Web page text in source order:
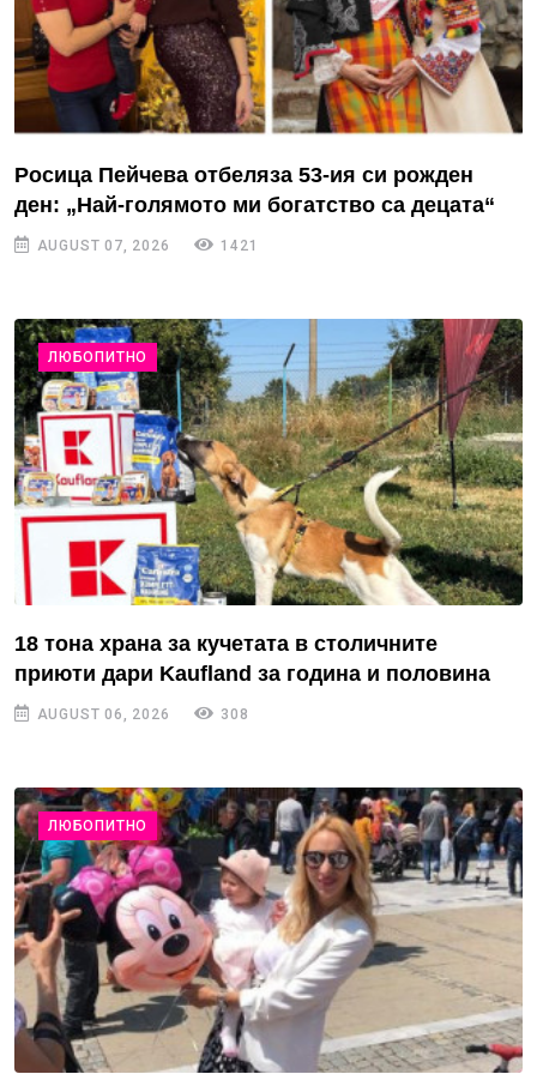
Росица Пейчева отбеляза 53-ия си рожден
ден: „Най-голямото ми богатство са децата“
AUGUST 07, 2026 1421
ЛЮБОПИТНО
18 тона храна за кучетата в столичните
приюти дари Kaufland за година и половина
AUGUST 06, 2026 308
ЛЮБОПИТНО